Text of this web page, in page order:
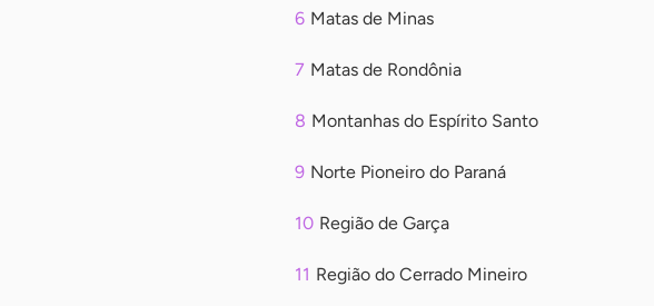
Matas de Minas
Matas de Rondônia
Montanhas do Espírito Santo
Norte Pioneiro do Paraná
Região de Garça
Região do Cerrado Mineiro